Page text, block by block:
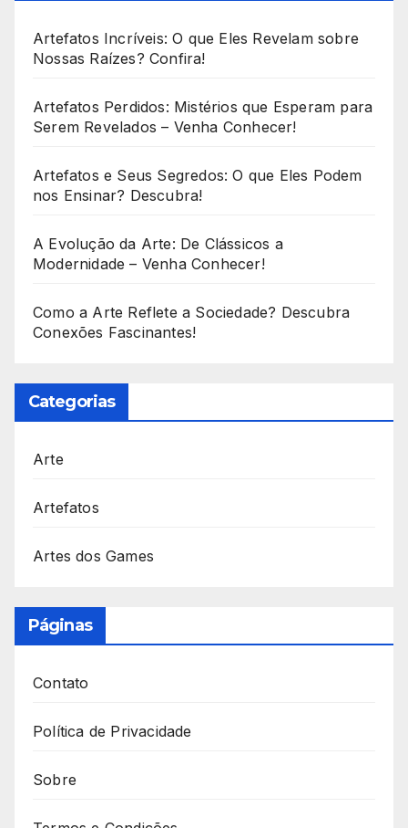
Artefatos Incríveis: O que Eles Revelam sobre
Nossas Raízes? Confira!
Artefatos Perdidos: Mistérios que Esperam para
Serem Revelados – Venha Conhecer!
Artefatos e Seus Segredos: O que Eles Podem
nos Ensinar? Descubra!
A Evolução da Arte: De Clássicos a
Modernidade – Venha Conhecer!
Como a Arte Reflete a Sociedade? Descubra
Conexões Fascinantes!
Categorias
Arte
Artefatos
Artes dos Games
Páginas
Contato
Política de Privacidade
Sobre